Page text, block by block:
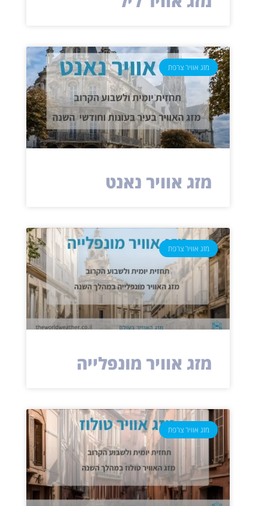
מזג אוויר צרפת
מזג אוויר נאנט
מזג אוויר צרפת
מזג אוויר מונפלייה
מזג אוויר צרפת